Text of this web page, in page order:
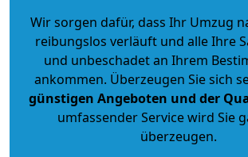
Wir sorgen dafür, dass Ihr Umzug
reibungslos verläuft und alle Ihre
und unbeschadet an Ihrem
ankommen. Überzeugen Sie sich
günstigen Angeboten und der
umfassender Service wird Sie
überzeugen.